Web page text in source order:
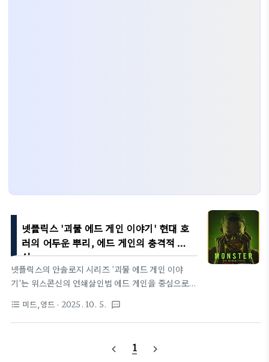
넷플릭스 '괴물 에드 게인 이야기' 현대 호
러의 어두운 뿌리, 에드 게인의 충격적 진
실
넷플릭스의 안솔로지 시리즈 '괴물 에드 게인 이야
기'는 위스콘신의 연쇄살인범 에드 게인을 중심으로,
침묵 같은 호러 영화의 청사진이 된 과정을 그립니다.
라이언 머피와 이안 브레넌의 작품은 가족 트라우마와
며, 그래픽한 공포와 심리적 깊이로 시청자를 사로잡
format_list_bulleted 미드,영드 · 2025. 10. 5. textsms
navigate_before 1 navigate_next